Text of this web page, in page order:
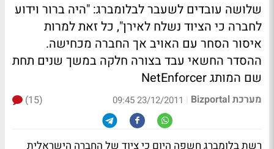
שלושה עובדים לשעבר לבלומברג: "היה ברור וידוע
לחברה כי הציוד נשלח לאירן", כל זאת למרות
איסור הסחר עם האויב אך החברה מכחישה.
ההסדר החשאי עבד בצורה חלקה במשך שנים תחת
שם המותג NetEnforcer
מערכת Bizportal |
23/12/2011 09:45
(15)
רשת בלומברג חשפה היום כי ציוד של החברה הישראלית